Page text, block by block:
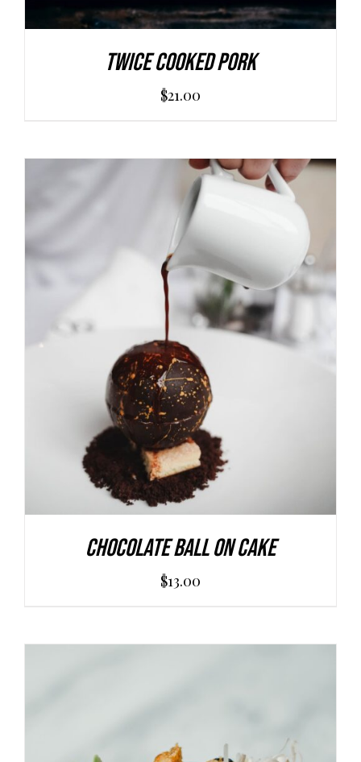
Twice Cooked Pork
$21.00
AGGIUNGI AL CARRELLO DETAILS
Chocolate Ball On Cake
$13.00